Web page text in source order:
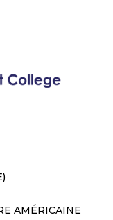
AMÉRICAINE